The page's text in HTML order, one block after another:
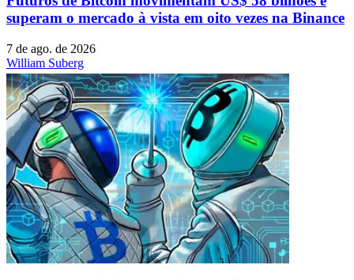
superam o mercado à vista em oito vezes na Binance
7 de ago. de 2026
William Suberg